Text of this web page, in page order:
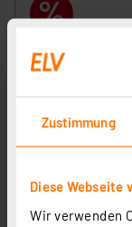
Zustimmung
Diese Webseite
Wir verwenden
ELV
Artikel-Nr. 156562